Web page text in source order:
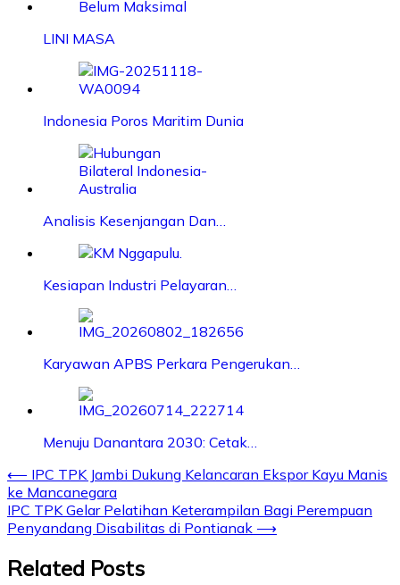
LINI MASA
Indonesia Poros Maritim Dunia
Analisis Kesenjangan Dan…
Kesiapan Industri Pelayaran…
Karyawan APBS Perkara Pengerukan…
Menuju Danantara 2030: Cetak…
Post
navigation
⟵ IPC TPK Jambi Dukung Kelancaran Ekspor Kayu Manis
ke Mancanegara
IPC TPK Gelar Pelatihan Keterampilan Bagi Perempuan
Penyandang Disabilitas di Pontianak ⟶
Related Posts